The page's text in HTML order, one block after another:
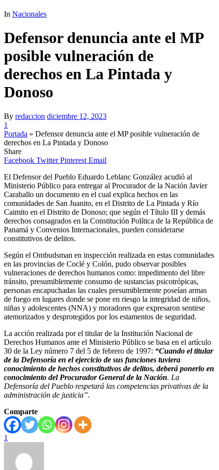
In Nacionales
Defensor denuncia ante el MP
posible vulneración de
derechos en La Pintada y
Donoso
By redaccion diciembre 12, 2023
1
Portada » Defensor denuncia ante el MP posible vulneración de
derechos en La Pintada y Donoso
Share
Facebook Twitter Pinterest Email
El Defensor del Pueblo Eduardo Leblanc González acudió al
Ministerio Público para entregar al Procurador de la Nación Javier
Caraballo un documento en el cual explica hechos en las
comunidades de San Juanito, en el Distrito de La Pintada y Río
Caimito en el Distrito de Donoso; que según el Título III y demás
derechos consagrados en la Constitución Política de la República de
Panamá y Convenios Internacionales, pueden considerarse
constitutivos de delitos.
Según el Ombudsman en inspección realizada en estas comunidades
en las provincias de Coclé y Colón, pudo observar posibles
vulneraciones de derechos humanos como: impedimento del libre
tránsito, presumiblemente consumo de sustancias psicotrópicas,
personas encapuchadas las cuales presumiblemente poseían armas
de fuego en lugares donde se pone en riesgo la integridad de niños,
niñas y adolescentes (NNA) y moradores que expresaron sentirse
atemorizados y desprotegidos por los estamentos de seguridad.
La acción realizada por el titular de la Institución Nacional de
Derechos Humanos ante el Ministerio Público se basa en el artículo
30 de la Ley número 7 del 5 de febrero de 1997: “Cuando el titular
de la Defensoría en el ejercicio de sus funciones tuviera
conocimiento de hechos constitutivos de delitos, deberá ponerlo en
conocimiento del Procurador General de la Nación. La
Defensoría del Pueblo respetará las competencias privativas de la
administración de justicia”.
Comparte
1